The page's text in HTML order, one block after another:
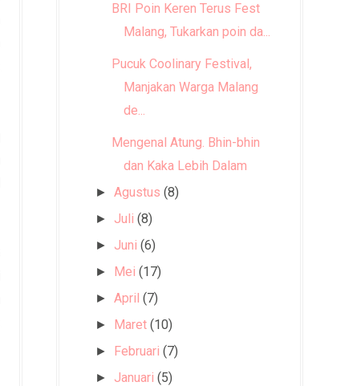
BRI Poin Keren Terus Fest
Malang, Tukarkan poin da...
Pucuk Coolinary Festival,
Manjakan Warga Malang
de...
Mengenal Atung. Bhin-bhin
dan Kaka Lebih Dalam
►Agustus (8)
► Juli (8)
► Juni (6)
► Mei (17)
►April (7)
► Maret (10)
► Februari (7)
► Januari (5)